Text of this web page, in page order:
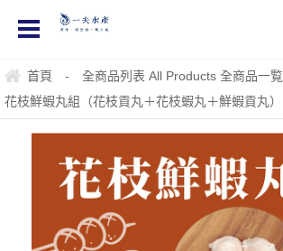
首頁 - 全商品列表 All Products 全商品一覧
花枝鮮蝦丸組（花枝貢丸＋花枝蝦丸＋鮮蝦貢丸）